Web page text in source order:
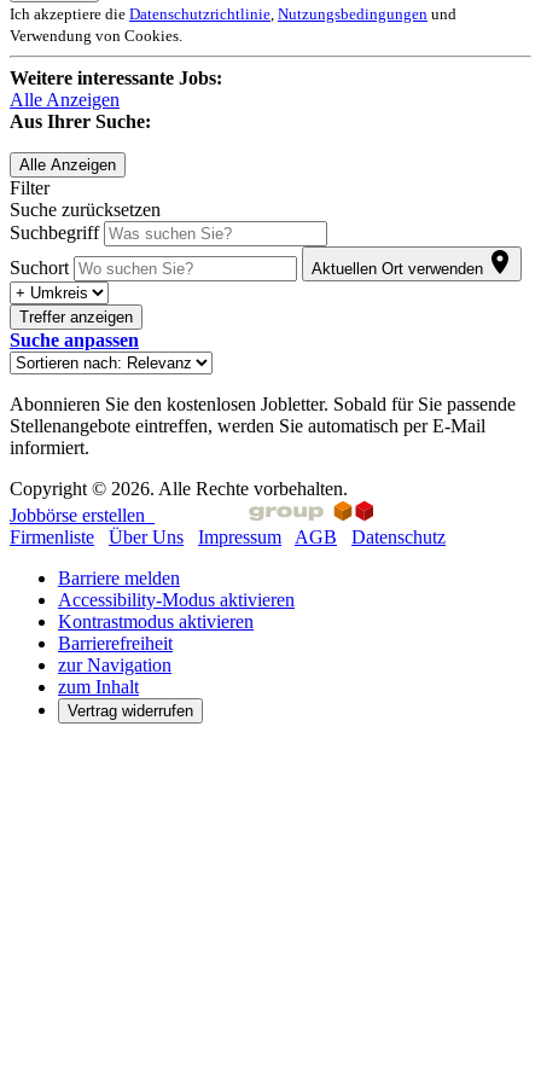
Ich akzeptiere die Datenschutzrichtlinie Nutzungsbedingungen und
Verwendung von Cookies.
Weitere interessante Jobs:
Alle Anzeigen
Aus Ihrer Suche:
Alle Anzeigen
Filter
Suche zurücksetzen
Suchbegriff
Suchort
Aktuellen Ort verwenden
Treffer anzeigen
Suche anpassen
Abonnieren Sie den kostenlosen Jobletter. Sobald für Sie passende
Stellenangebote eintreffen, werden Sie automatisch per E-Mail
informiert.
Copyright © 2026. Alle Rechte vorbehalten.
Jobbörse erstellen
Firmenliste
Über Uns Impressum AGB
Datenschutz
Barriere melden
Accessibility-Modus aktivieren
Kontrastmodus aktivieren
Barrierefreiheit
zur Navigation
zum Inhalt
Vertrag widerrufen